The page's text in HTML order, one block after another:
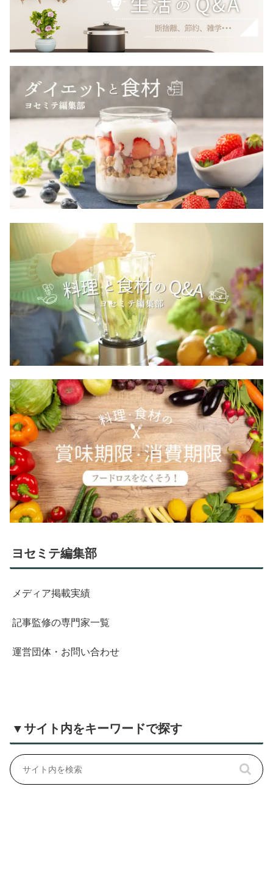
ヨセミテ編集部
メディア掲載実績
記事監修の専門家一覧
運営団体・お問い合わせ
▼サイト内をキーワードで探す